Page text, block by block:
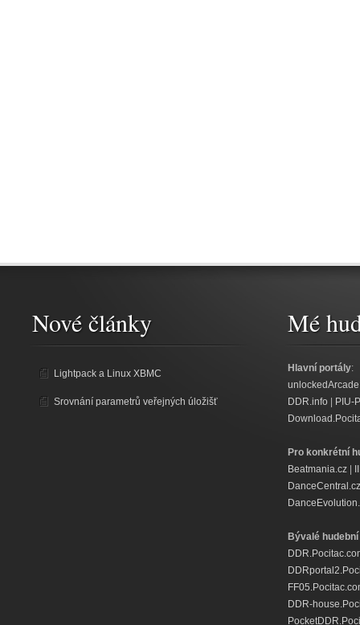
Nové články
Lightpack a Linux XBMC
Srovnání parametrů veřejných úložišť
Mé
Hlavní portály:
DDR.info
PIU-
Pro konkrétní
Beatmania.cz
DanceCentral.cz
Bývalé
DDR-